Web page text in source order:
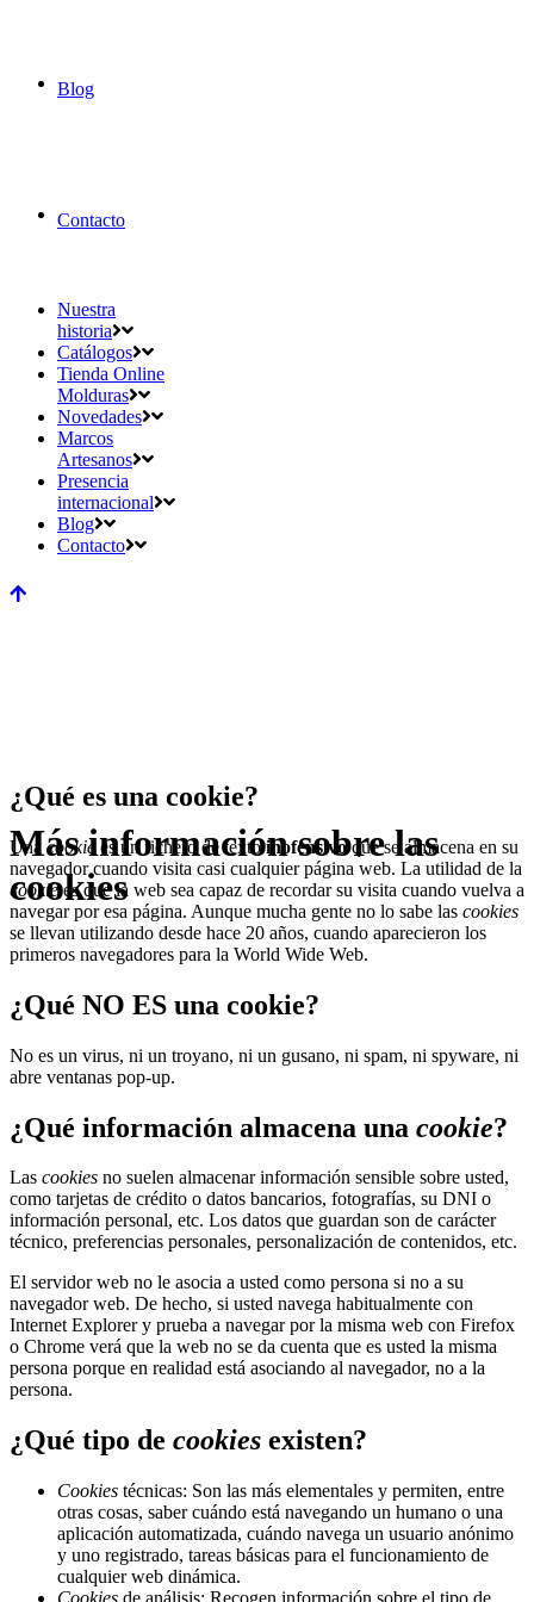
Blog
Contacto
Nuestra
historia
Catálogos
Tienda Online
Molduras
Novedades
Marcos
Artesanos
Presencia
internacional
Blog
Contacto
Más información sobre las
cookies
¿Qué es una cookie?
Una cookie es un fichero de textoinofensivoque se almacena en su
navegador cuando visita casi cualquier página web. La utilidad de la
cookiees que la web sea capaz de recordar su visita cuando vuelva a
navegar por esa página. Aunque mucha gente no lo sabe las cookies
se llevan utilizando desde hace 20 años, cuando aparecieron los
primeros navegadores para la World Wide Web.
¿Qué NO ES una cookie?
No es un virus, ni un troyano, ni un gusano, ni spam, ni spyware, ni
abre ventanas pop-up.
¿Qué información almacena una cookie?
Las cookies no suelen almacenar información sensible sobre usted,
como tarjetas de crédito o datos bancarios, fotografías, su DNI o
información personal, etc. Los datos que guardan son de carácter
técnico, preferencias personales, personalización de contenidos, etc.
El servidor web no le asocia a usted como persona si no a su
navegador web. De hecho, si usted navega habitualmente con
Internet Explorer y prueba a navegar por la misma web con Firefox
o Chrome verá que la web no se da cuenta que es usted la misma
persona porque en realidad está asociando al navegador, no a la
persona.
¿Qué tipo de cookies existen?
Cookies técnicas: Son las más elementales y permiten, entre
otras cosas, saber cuándo está navegando un humano o una
aplicación automatizada, cuándo navega un usuario anónimo
y uno registrado, tareas básicas para el funcionamiento de
cualquier web dinámica.